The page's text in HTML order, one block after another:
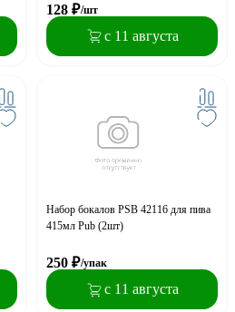
128 ₽/шт
с 11 августа
Набор бокалов PSB 42116 для пива
415мл Pub (2шт)
250 ₽/упак
с 11 августа